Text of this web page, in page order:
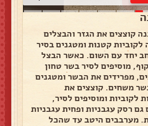
קוצצים את הגזר והבצלים
קטנות ומטגנים בסיר
יחד עם השום. כאשר הבצל
מוסיפים לסיר בשר טחון
מפרידים את הבשר ומטגנים
משחים. קוצצים את
לקוביות ומוסיפים לסיר,
גם רסק עגבניות ופחית עגבניות
מערבבים היטב עד שהכל